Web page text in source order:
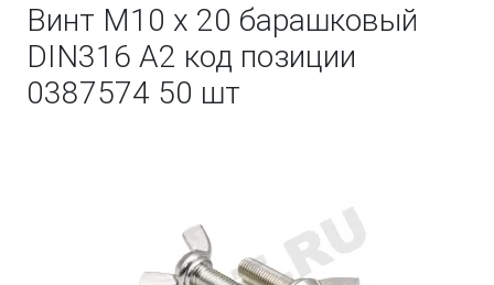
Винт М10 х 20 барашковый
DIN316 A2 код позиции
0387574 50 шт